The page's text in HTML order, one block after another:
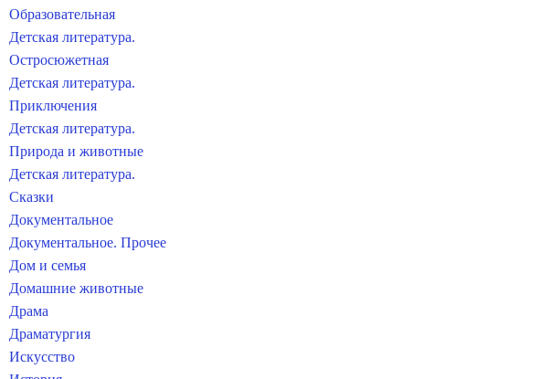
Образовательная
Детская литература.
Остросюжетная
Детская литература.
Приключения
Детская литература.
Природа и животные
Детская литература.
Сказки
Документальное
Документальное. Прочее
Дом и семья
Домашние животные
Драма
Драматургия
Искусство